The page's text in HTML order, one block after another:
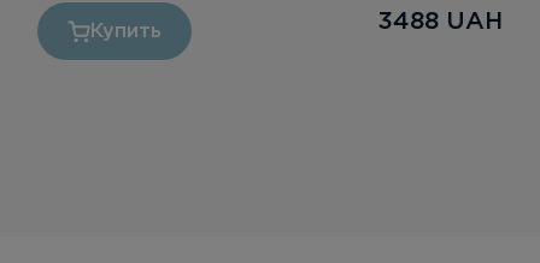
3488 UAH
Купить